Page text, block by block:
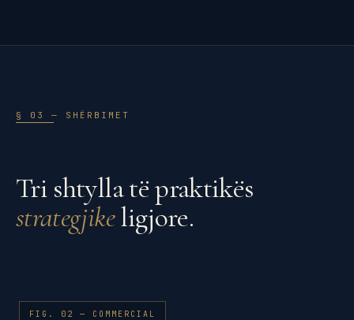
§ 03 — SHËRBIMET
Tri shtylla të praktikës
strategjikeligjore.
FIG. 02 — COMMERCIAL